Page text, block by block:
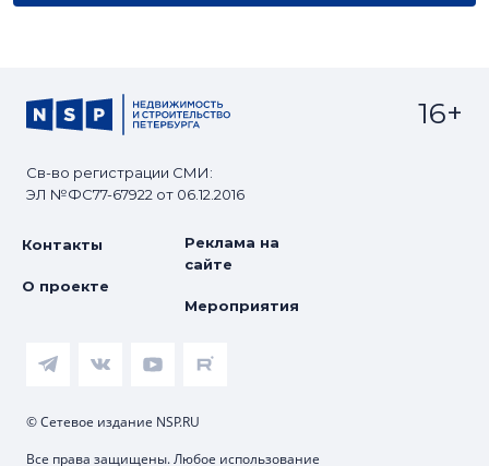
Св-во регистрации СМИ:
ЭЛ №ФС77-67922 от 06.12.2016
16+
Контакты
О проекте
Реклама на
сайте
Мероприятия
© Сетевое издание NSP.RU
Все права защищены. Любое использование